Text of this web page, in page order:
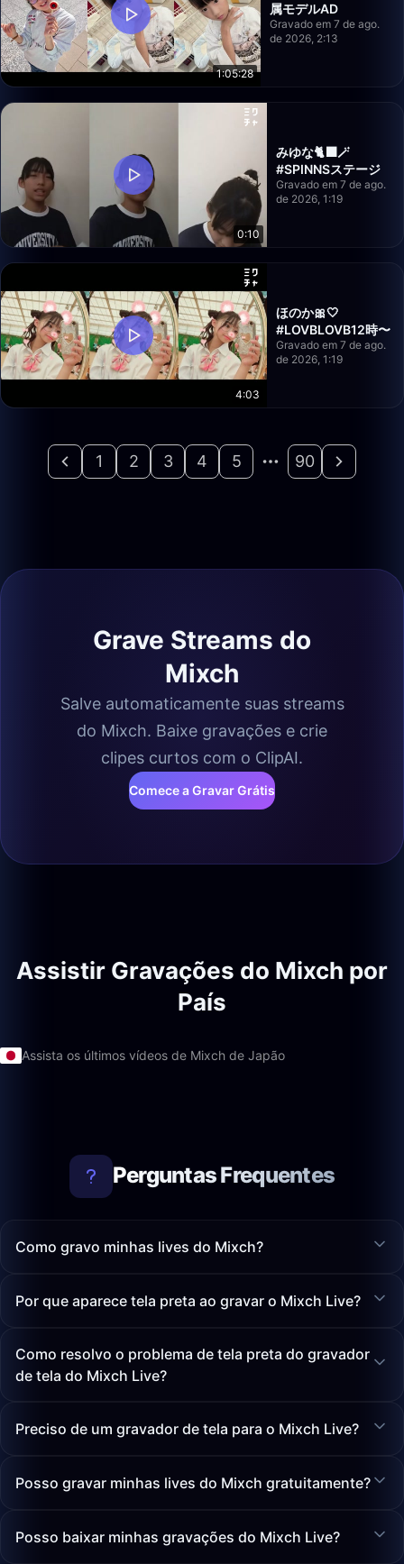
1:05:28
属モデルAD
Gravado em 7 de ago.
de 2026, 2:13
0:10
みゆな🐈‍⬛🪄
#SPINNSステージ
Gravado em 7 de ago.
de 2026, 1:19
4:03
ほのか🎀‎🤍
#LOVBLOVB12時〜
Gravado em 7 de ago.
de 2026, 1:19
1 2 3 4 5 90
Grave Streams do
Mixch
Salve automaticamente suas streams
do Mixch. Baixe gravações e crie
clipes curtos com o ClipAI.
Comece a Gravar Grátis
Assistir Gravações do Mixch por
País
Assista os últimos vídeos de Mixch de Japão
Perguntas Frequentes
Como gravo minhas lives do Mixch?
Por que aparece tela preta ao gravar o Mixch Live?
Como resolvo o problema de tela preta do gravador
de tela do Mixch Live?
Preciso de um gravador de tela para o Mixch Live?
Posso gravar minhas lives do Mixch gratuitamente?
Posso baixar minhas gravações do Mixch Live?